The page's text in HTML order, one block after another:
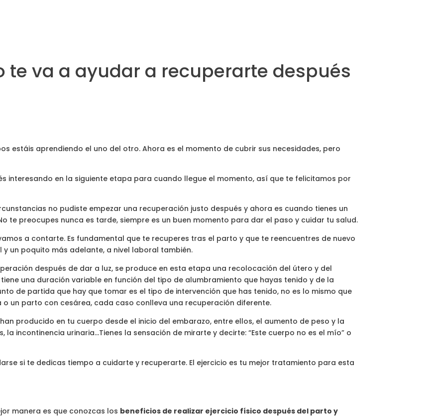
te va a ayudar a recuperarte después
estáis aprendiendo el uno del otro. Ahora es el momento de cubrir sus necesidades, pero
interesando en la siguiente etapa para cuando llegue el momento, así que te felicitamos por
no pudiste empezar una recuperación justo después y ahora es cuando tienes un
te preocupes nunca es tarde, siempre es un buen momento para dar el paso y cuidar tu salud.
a contarte. Es fundamental que te recuperes tras el parto y que te reencuentres de nuevo
un poquito más adelante, a nivel laboral también.
después de dar a luz, se produce en esta etapa una recolocación del útero y del
una duración variable en función del tipo de alumbramiento que hayas tenido y de la
de partida que hay que tomar es el tipo de intervención que has tenido, no es lo mismo que
un parto con cesárea, cada caso conlleva una recuperación diferente.
producido en tu cuerpo desde el inicio del embarazo, entre ellos, el aumento de peso y la
incontinencia urinaria…Tienes la sensación de mirarte y decirte: “Este cuerpo no es el mío” o
si te dedicas tiempo a cuidarte y recuperarte. El ejercicio es tu mejor tratamiento para esta
manera es que conozcas los beneficios de realizar ejercicio físico después del parto y